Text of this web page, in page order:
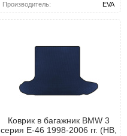
Производитель: EVA
Коврик в багажник BMW 3
серия E-46 1998-2006 гг. (HB,